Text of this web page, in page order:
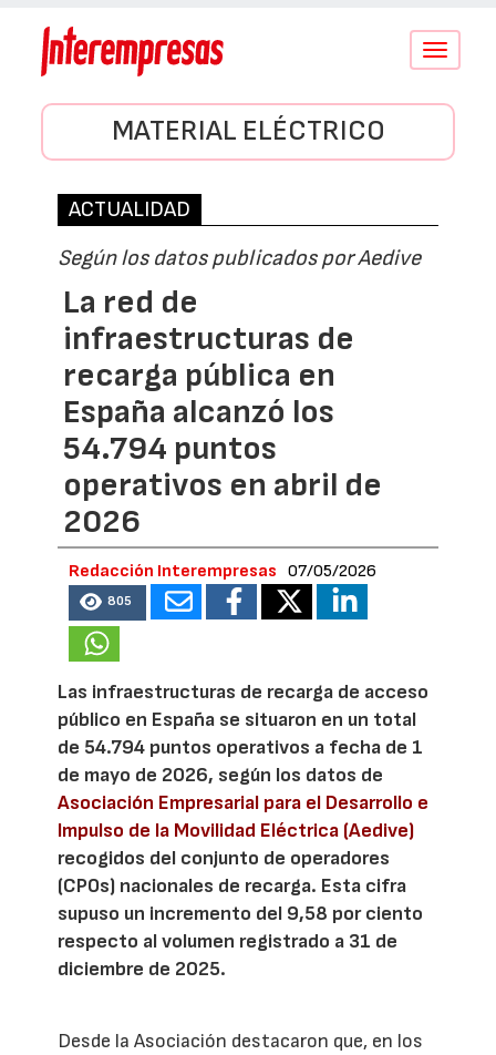
Conmutar
MATERIAL ELÉCTRICO
ACTUALIDAD
Según los datos publicados por Aedive
La red de
infraestructuras de
recarga pública en
España alcanzó los
54.794 puntos
operativos en abril de
2026
Redacción Interempresas 07/05/2026
805
Las infraestructuras de recarga de acceso
público en España se situaron en un total
de 54.794 puntos operativos a fecha de 1
de mayo de 2026, según los datos de
Asociación Empresarial para el Desarrollo e
Impulso de la Movilidad Eléctrica (Aedive)
recogidos del conjunto de operadores
(CPOs) nacionales de recarga. Esta cifra
supuso un incremento del 9,58 por ciento
respecto al volumen registrado a 31 de
diciembre de 2025.
Desde la Asociación destacaron que, en los